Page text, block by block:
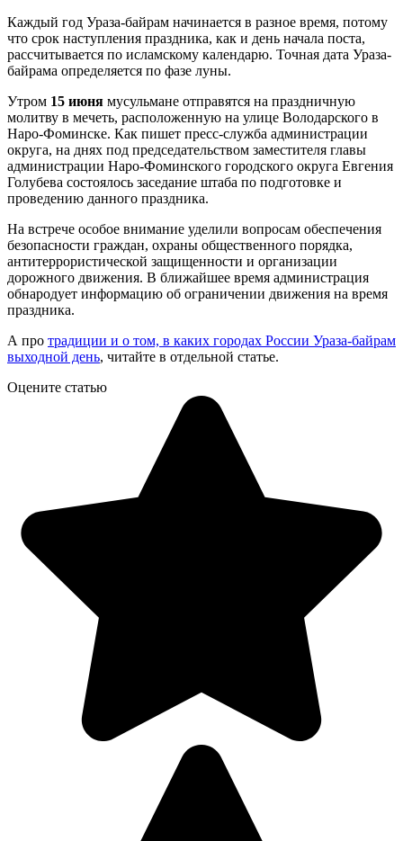
Каждый год Ураза-байрам начинается в разное время, потому
что срок наступления праздника, как и день начала поста,
рассчитывается по исламскому календарю. Точная дата Ураза-
байрама определяется по фазе луны.
Утром 15 июня мусульмане отправятся на праздничную
молитву в мечеть, расположенную на улице Володарского в
Наро-Фоминске. Как пишет пресс-служба администрации
округа, на днях под председательством заместителя главы
администрации Наро-Фоминского городского округа Евгения
Голубева состоялось заседание штаба по подготовке и
проведению данного праздника.
На встрече особое внимание уделили вопросам обеспечения
безопасности граждан, охраны общественного порядка,
антитеррористической защищенности и организации
дорожного движения. В ближайшее время администрация
обнародует информацию об ограничении движения на время
праздника.
А про традиции и о том, в каких городах России Ураза-байрам
выходной день, читайте в отдельной статье.
Оцените статью